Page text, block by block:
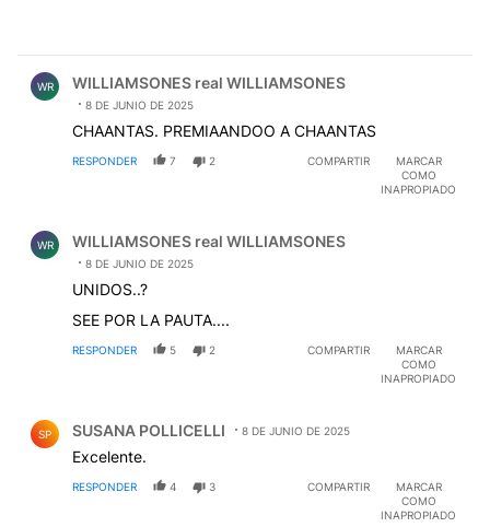
WR WILLIAMSONES real WILLIAMSONES
8 DE JUNIO DE 2025
CHAANTAS. PREMIAANDOO A CHAANTAS
RESPONDER 7 2 COMPARTIR
MARCAR
COMO
INAPROPIADO
WR WILLIAMSONES real WILLIAMSONES
8 DE JUNIO DE 2025
UNIDOS..?
SEE POR LA PAUTA....
RESPONDER 5 2 COMPARTIR
MARCAR
COMO
INAPROPIADO
SP SUSANA POLLICELLI 8 DE JUNIO DE 2025
Excelente.
RESPONDER 4 3 COMPARTIR
MARCAR
COMO
INAPROPIADO